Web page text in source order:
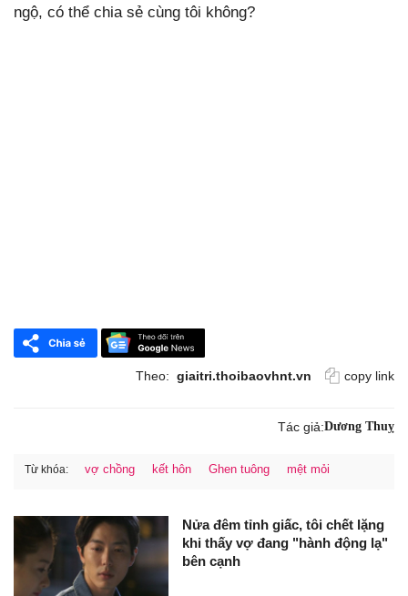
ngộ, có thể chia sẻ cùng tôi không?
Theo: giaitri.thoibaovhnt.vn copy link
Tác giả:Dương Thuỵ
Từ khóa: vợ chồng kết hôn Ghen tuông mệt mỏi
Nửa đêm tỉnh giấc, tôi chết lặng
khi thấy vợ đang "hành động lạ"
bên cạnh